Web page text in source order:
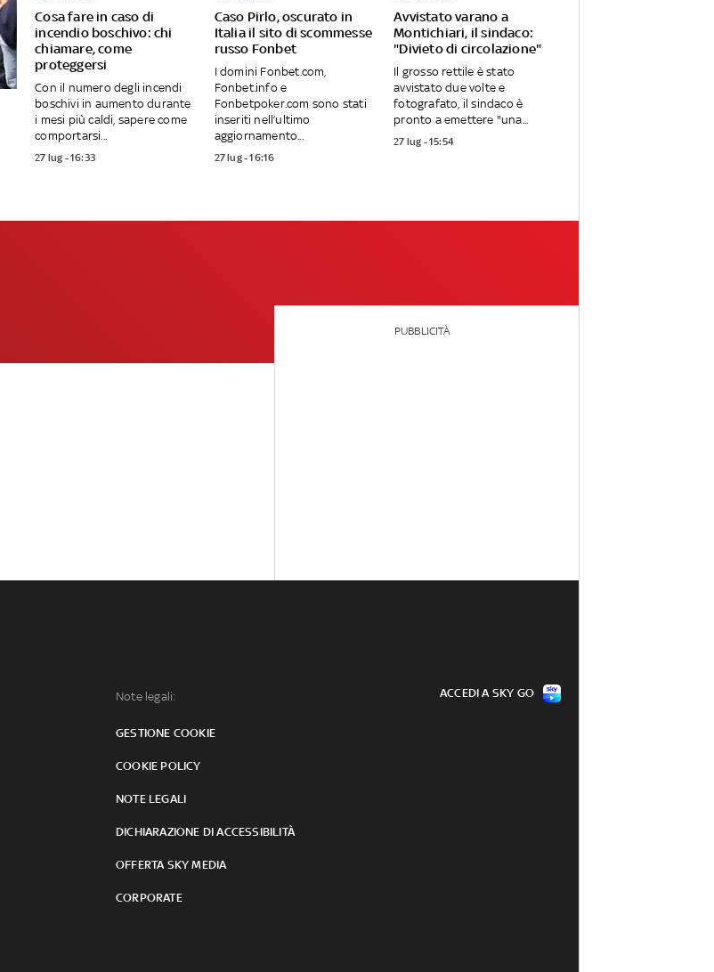
Cosa fare in caso di
incendio boschivo: chi
chiamare, come
proteggersi
Con il numero degli incendi
boschivi in aumento durante
i mesi più caldi, sapere come
comportarsi...
27 lug - 16:33
Caso Pirlo, oscurato in
Italia il sito di scommesse
russo Fonbet
I domini Fonbet.com,
Fonbet.info e
Fonbetpoker.com sono stati
inseriti nell’ultimo
aggiornamento...
27 lug - 16:16
Avvistato varano a
Montichiari, il sindaco:
"Divieto di circolazione"
Il grosso rettile è stato
avvistato due volte e
fotografato, il sindaco è
pronto a emettere "una...
27 lug - 15:54
PUBBLICITÀ
Note legali:
GESTIONE COOKIE
COOKIE POLICY
NOTE LEGALI
DICHIARAZIONE DI ACCESSIBILITÀ
OFFERTA SKY MEDIA
CORPORATE
ACCEDI A SKY GO